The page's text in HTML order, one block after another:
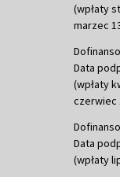
(wpłaty
marzec
Data
(wpłaty
czerwiec
Data
(wpłaty